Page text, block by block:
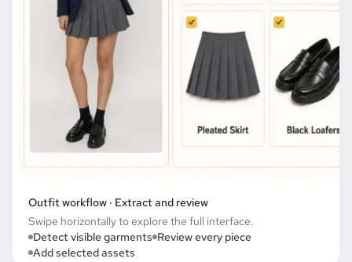
Outfit workflow · Extract and review
Swipe horizontally to explore the full interface.
Detect visible garments Review every piece
Add selected assets